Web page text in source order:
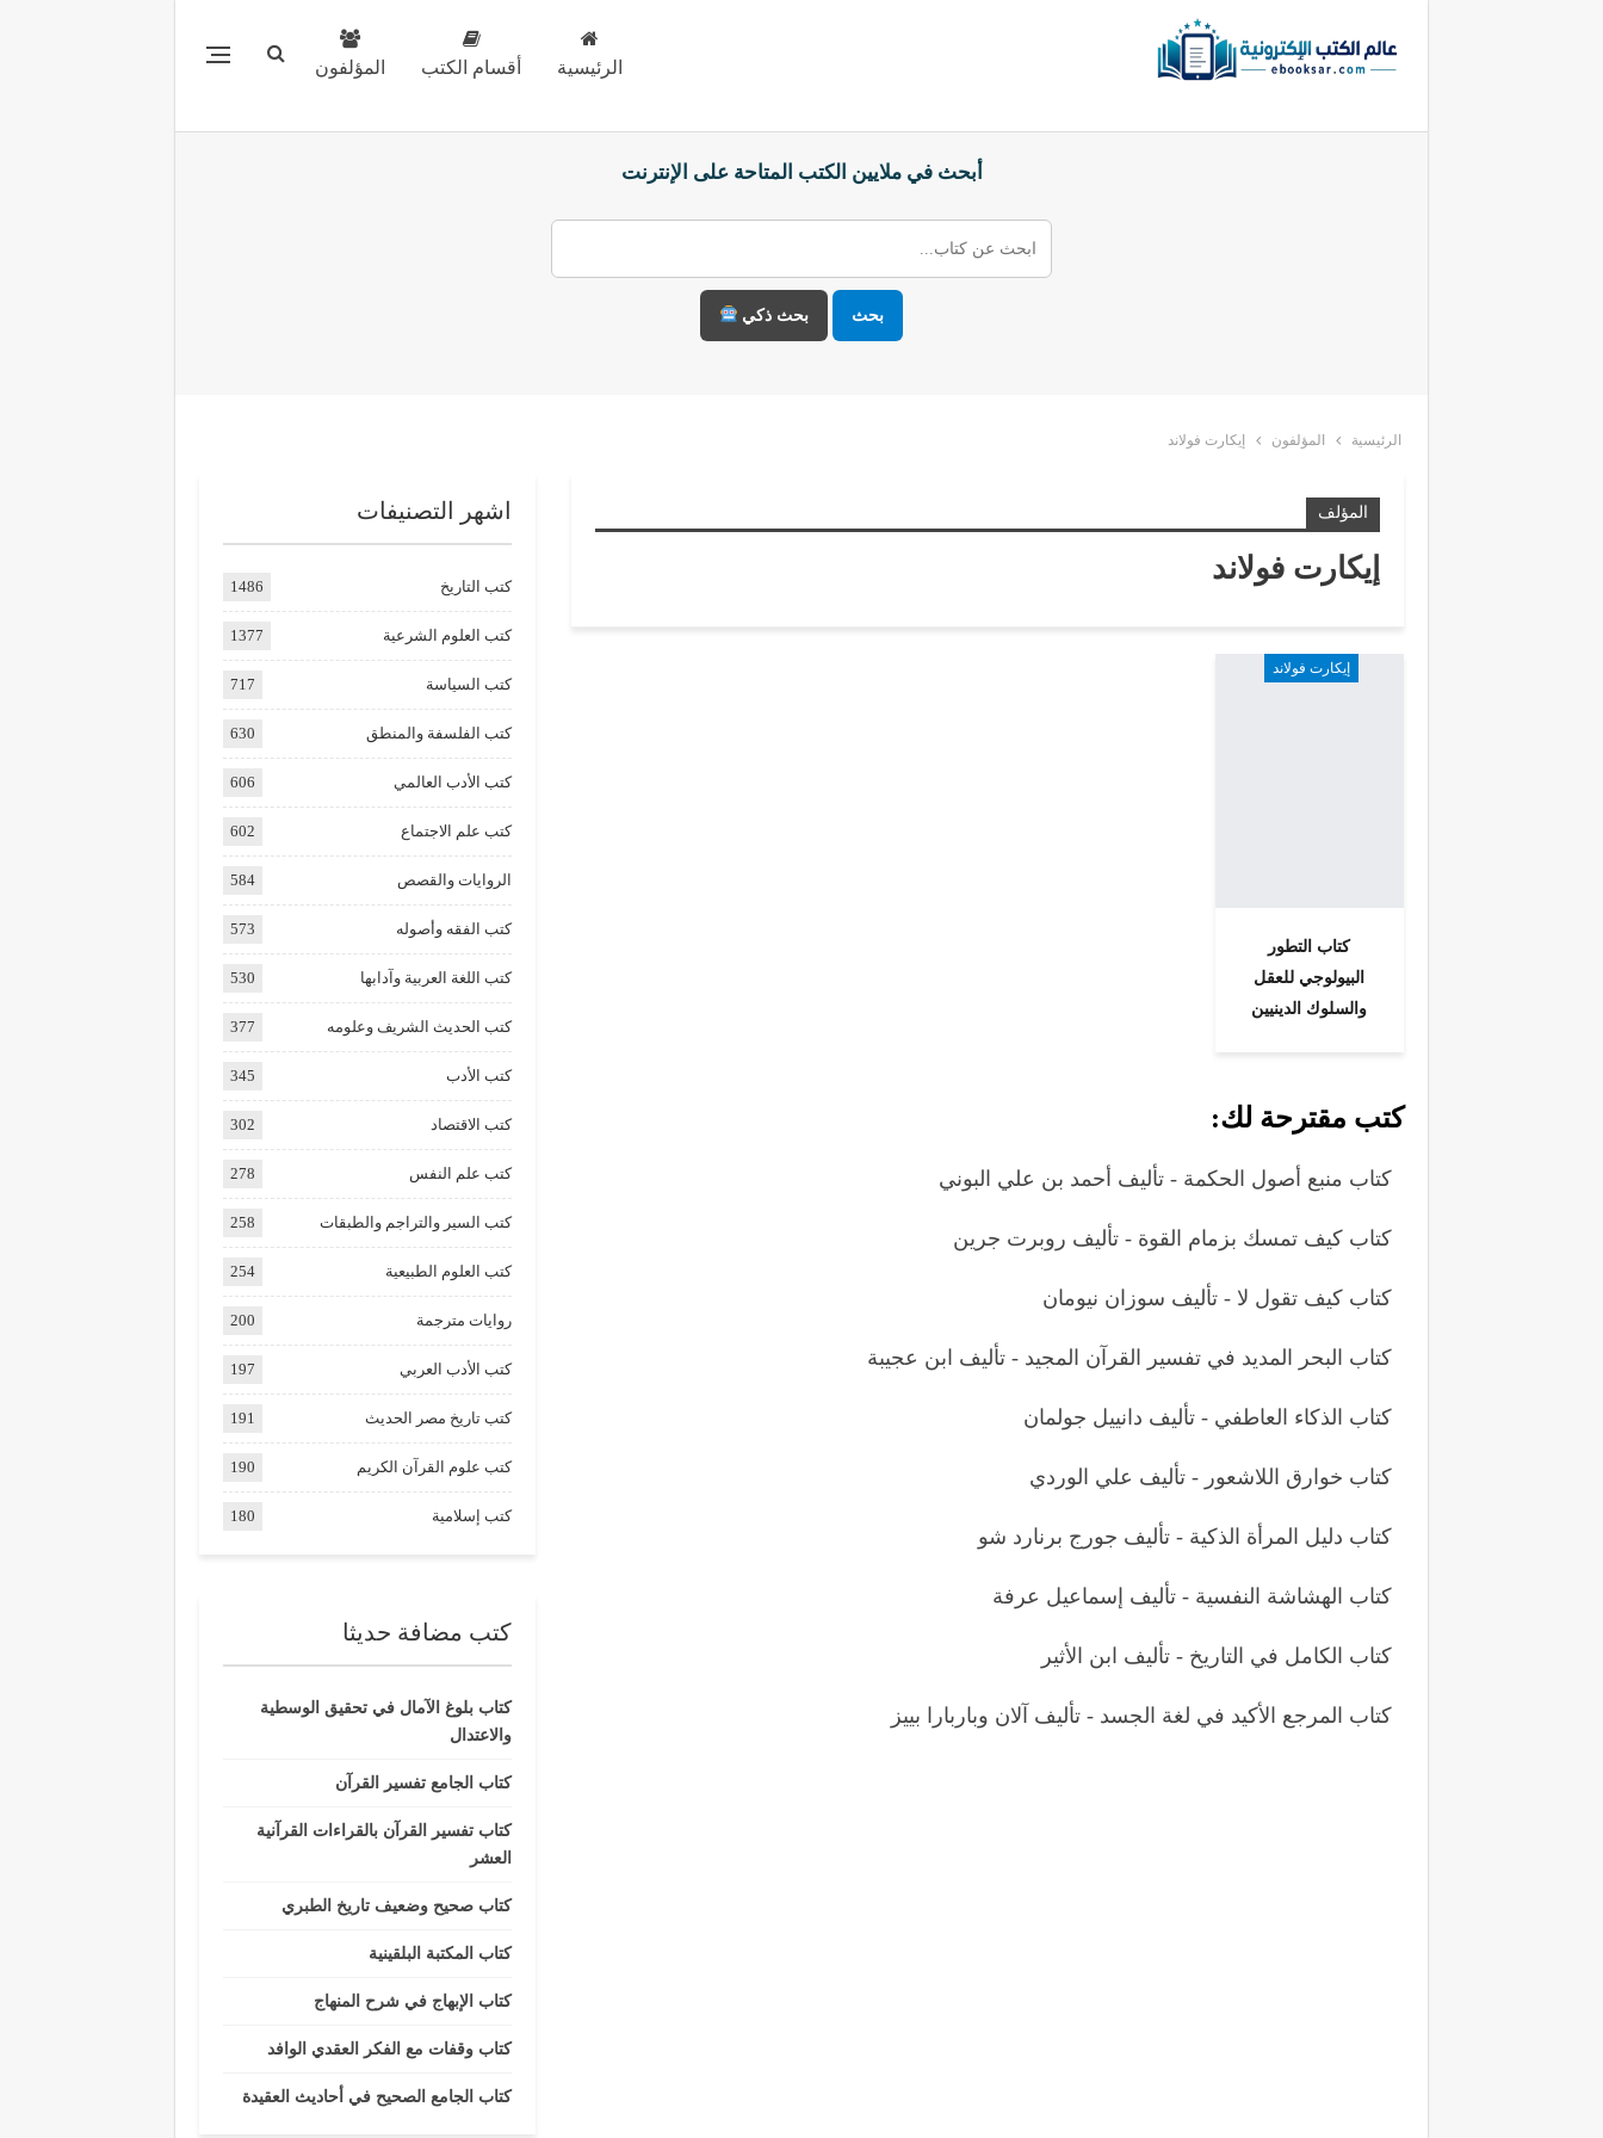
الرئيسية أقسام الكتب المؤلفون
أبحث في ملايين الكتب المتاحة على الإنترنت
بحث بحث ذكي
الرئيسية المؤلفون إيكارت فولاند
المؤلف
إيكارت فولاند
إيكارت فولاند
كتاب التطور
البيولوجي للعقل
والسلوك الدينيين
كتب مقترحة لك:
كتاب منبع أصول الحكمة - تأليف أحمد بن علي البوني
كتاب كيف تمسك بزمام القوة - تأليف روبرت جرين
كتاب كيف تقول لا - تأليف سوزان نيومان
كتاب البحر المديد في تفسير القرآن المجيد - تأليف ابن عجيبة
كتاب الذكاء العاطفي - تأليف دانييل جولمان
كتاب خوارق اللاشعور - تأليف علي الوردي
كتاب دليل المرأة الذكية - تأليف جورج برنارد شو
كتاب الهشاشة النفسية - تأليف إسماعيل عرفة
كتاب الكامل في التاريخ - تأليف ابن الأثير
كتاب المرجع الأكيد في لغة الجسد - تأليف آلان وباربارا بييز
اشهر التصنيفات
كتب التاريخ 1486
كتب العلوم الشرعية 1377
كتب السياسة 717
كتب الفلسفة والمنطق 630
كتب الأدب العالمي 606
كتب علم الاجتماع 602
الروايات والقصص 584
كتب الفقه وأصوله 573
كتب اللغة العربية وآدابها 530
كتب الحديث الشريف وعلومه 377
كتب الأدب 345
كتب الاقتصاد 302
كتب علم النفس 278
كتب السير والتراجم والطبقات 258
كتب العلوم الطبيعية 254
روايات مترجمة 200
كتب الأدب العربي 197
كتب تاريخ مصر الحديث 191
كتب علوم القرآن الكريم 190
كتب إسلامية 180
كتب مضافة حديثا
كتاب بلوغ الآمال في تحقيق الوسطية
والاعتدال
كتاب الجامع تفسير القرآن
كتاب تفسير القرآن بالقراءات القرآنية
العشر
كتاب صحيح وضعيف تاريخ الطبري
كتاب المكتبة البلقينية
كتاب الإبهاج في شرح المنهاج
كتاب وقفات مع الفكر العقدي الوافد
كتاب الجامع الصحيح في أحاديث العقيدة